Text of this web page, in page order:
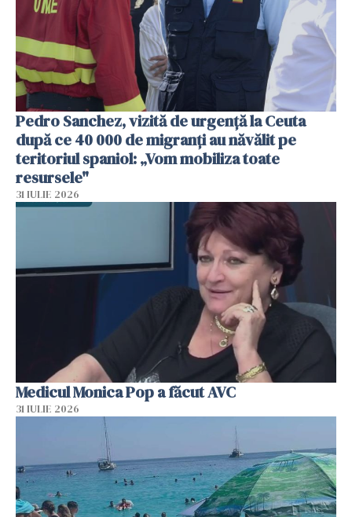
Pedro Sanchez, vizită de urgență la Ceuta
după ce 40 000 de migranți au năvălit pe
teritoriul spaniol: „Vom mobiliza toate
resursele"
31 IULIE 2026
Medicul Monica Pop a făcut AVC
31 IULIE 2026